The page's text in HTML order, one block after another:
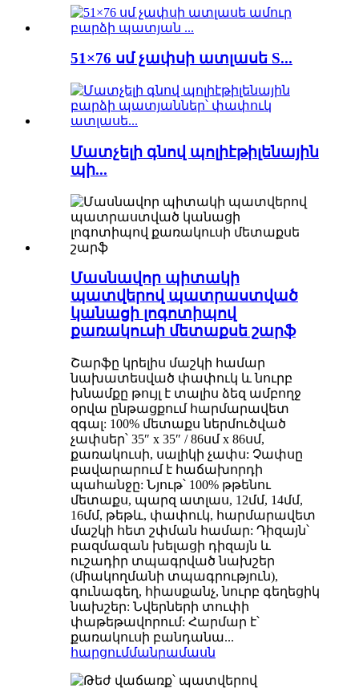
51×76 սմ չափսի ատլասե S...
Մատչելի գնով պոլիէթիլենային
պի...
Մասնավոր պիտակի
պատվերով պատրաստված
կանացի լոգոտիպով
քառակուսի մետաքսե շարֆ
Շարֆը կրելիս մաշկի համար
նախատեսված փափուկ և նուրբ
խնամքը թույլ է տալիս ձեզ ամբողջ
օրվա ընթացքում հարմարավետ
զգալ: 100% մետաքս ներմուծված
չափսեր՝ 35″ x 35″ / 86սմ x 86սմ,
քառակուսի, սալիկի չափս: Չափսը
բավարարում է հաճախորդի
պահանջը: Նյութ՝ 100% թթենու
մետաքս, պարզ ատլաս, 12մմ, 14մմ,
16մմ, թեթև, փափուկ, հարմարավետ
մաշկի հետ շփման համար: Դիզայն՝
բազմազան խելացի դիզայն և
ուշադիր տպագրված նախշեր
(միակողմանի տպագրություն),
գունագեղ, հիասքանչ, նուրբ գեղեցիկ
նախշեր: Նվերների տուփի
փաթեթավորում: Հարմար է՝
քառակուսի բանդանա...
հարցումմանրամասն